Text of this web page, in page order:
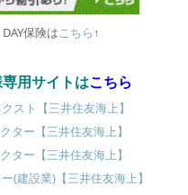
保険はこちら ↑
用サイトはこちら
スト【三井住友海上】
ター【三井住友海上】
ター【三井住友海上】
(建設業)【三井住友海上】